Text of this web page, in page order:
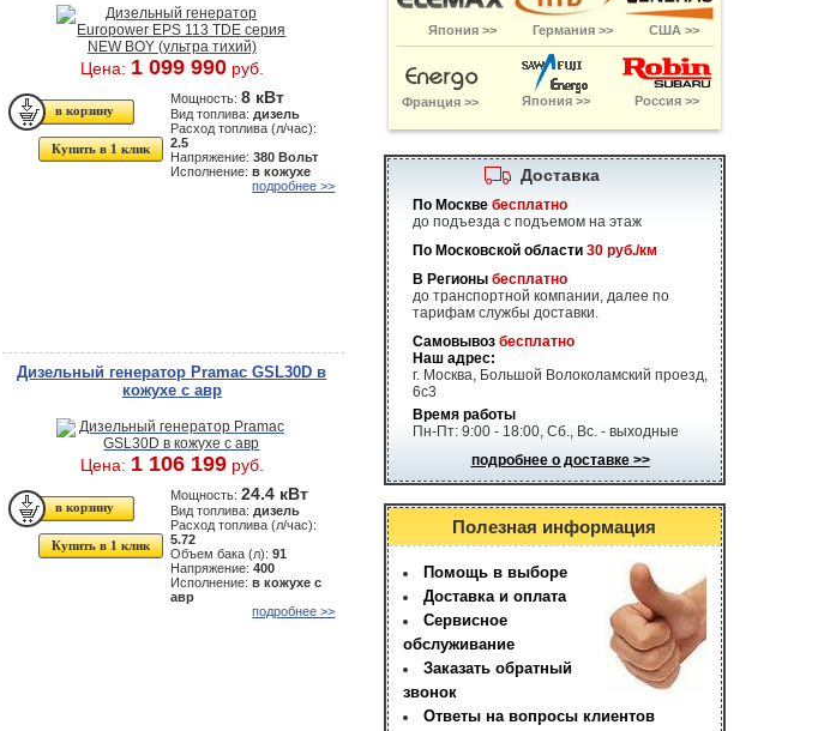
Цена: 1 099 990руб.
Купить в 1 клик
Мощность:8 кВт
Вид топлива: дизель
Расход топлива (л/час):
2.5
Напряжение:380 Вольт
Исполнение:в кожухе
подробнее >>
Дизельный генератор Pramac GSL30D в
кожухе с авр
Цена: 1 106 199руб.
Купить в 1 клик
Мощность:24.4 кВт
Вид топлива: дизель
Расход топлива (л/час):
5.72
Объем бака (л):91
Напряжение:400
Исполнение:в кожухе с
авр
подробнее >>
Германия >>
Япония >> США >>
Франция >> Япония >> Россия >>
Доставка
По Москве бесплатно
до подъезда с подъемом на этаж
По Московской области 30 руб./км
В Регионы бесплатно
до транспортной компании, далее по
тарифам службы доставки.
Самовывоз бесплатно
Наш адрес:
г. Москва, Большой Волоколамский проезд,
6с3
Время работы
Пн-Пт: 9:00 - 18:00, Сб., Вс. - выходные
подробнее о доставке >>
Полезная информация
Помощь в выборе
Доставка и оплата
Сервисное
обслуживание
Заказать обратный
звонок
Ответы на вопросы клиентов